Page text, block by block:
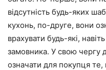
відсутність будь-яких
кухонь, по-друге, вони
врахувати будь-які,
замовника. У свою чергу
означати для покупця